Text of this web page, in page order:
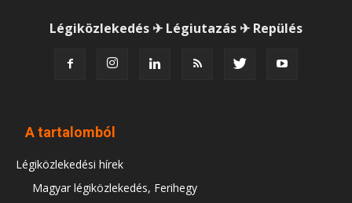
Légiközlekedés ✈ Légiutazás ✈ Repülés
A tartalomból
Légiközlekedési hírek
Magyar légiközlekedés, Ferihegy